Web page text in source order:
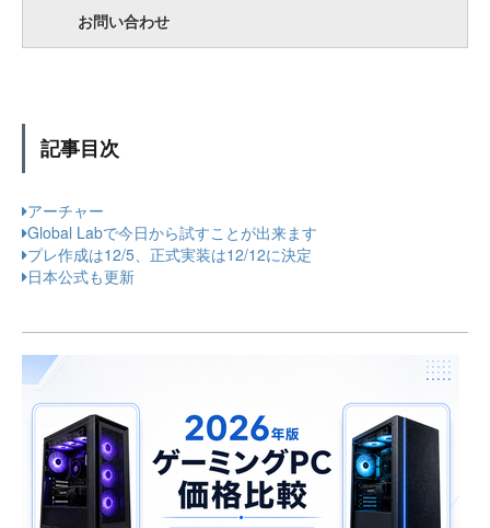
お問い合わせ
記事目次
アーチャー
Global Labで今日から試すことが出来ます
プレ作成は12/5、正式実装は12/12に決定
日本公式も更新